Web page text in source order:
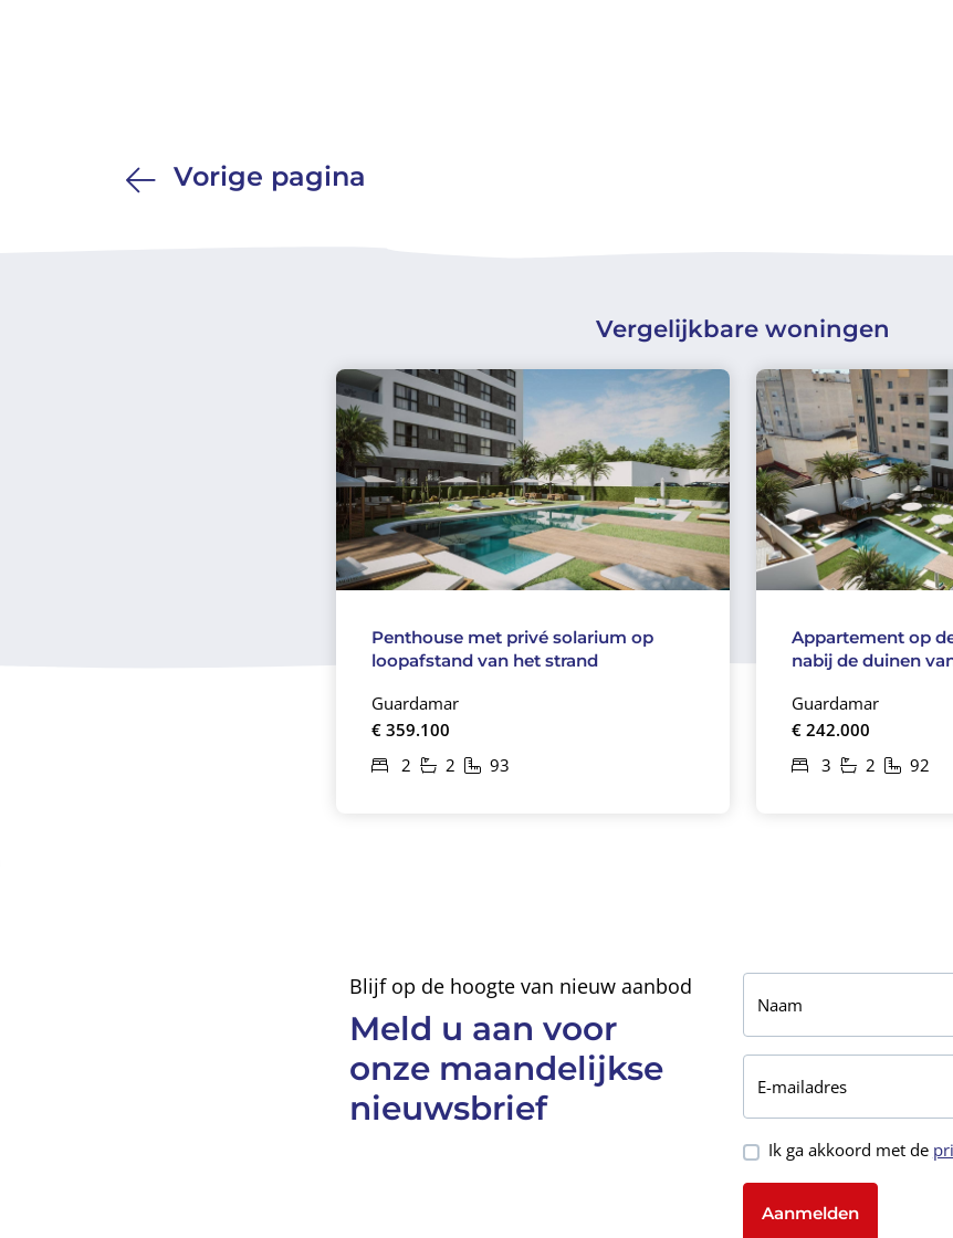
Vorige pagina
Vergelijkbare woningen
Penthouse met privé solarium op
loopafstand van het strand
Guardamar
€ 359.100
2
2 93
Appartement op
nabij de duinen
Guardamar
€ 242.000
3
2 92
Blijf op de hoogte van nieuw aanbod
Meld u aan voor
onze maandelijkse
nieuwsbrief
Naam
E-mailadres
Ik ga akkoord met de
Aanmelden